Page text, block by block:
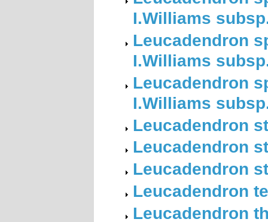
I.Williams
Leucadendron
I.Williams
Leucadendron
I.Williams
Leucadendron
Leucadendron
Leucadendron
Leucadendron
Leucadendron